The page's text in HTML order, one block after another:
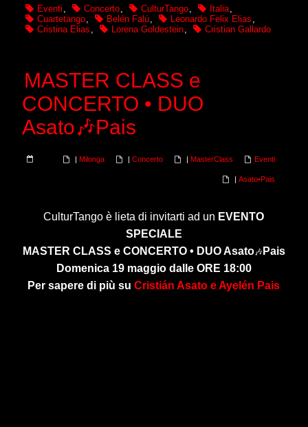
Eventi , Concerto, CulturTango, Italia,
Cuartetango, Belén Falú, Leonardo Felix Elias ,
Cristina Elias , Lorena Goldestein, Cristian Gallardo
MASTER CLASS e
CONCERTO • DUO
Asato🎶Pais
Eventi
|MasterClass
|Concerto
|Milonga
|Asato•Pais
CulturTango è lieta di invitarti ad un EVENTO
SPECIALE
MASTER CLASS e CONCERTO • DUO Asato🎶Pais
Domenica 19 maggio dalle ORE 18:00
Per sapere di più suCristián Asato e Ayelén Pais